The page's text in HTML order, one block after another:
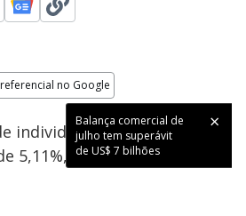
no Google
Balança comercial de
julho tem superávit
de US$ 7 bilhões
individuais terão um
5,11%, o menor desde a